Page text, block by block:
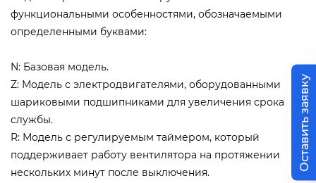
функциональными особенностями, обозначаемыми
определенными буквами:
N: Базовая модель.
Z: Модель с электродвигателями, оборудованными
шариковыми подшипниками для увеличения срока
службы.
R: Модель с регулируемым таймером, который
поддерживает работу вентилятора на протяжении
нескольких минут после выключения.
Оставить заявку